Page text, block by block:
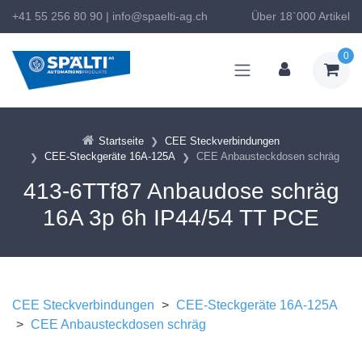
+41 55 256 80 90 | info@spaelti-ag.ch Über 18`000 Artikel
0
Startseite
CEE Steckverbindungen
CEE-Steckgeräte 16A-125A
CEE Anbausteckdosen schräg
413-6TTf87 Anbaudose schräg
16A 3p 6h IP44/54 TT PCE
CEE Steckverbindungen > CEE-Steckgeräte 16A-125A
> CEE Anbausteckdosen schräg